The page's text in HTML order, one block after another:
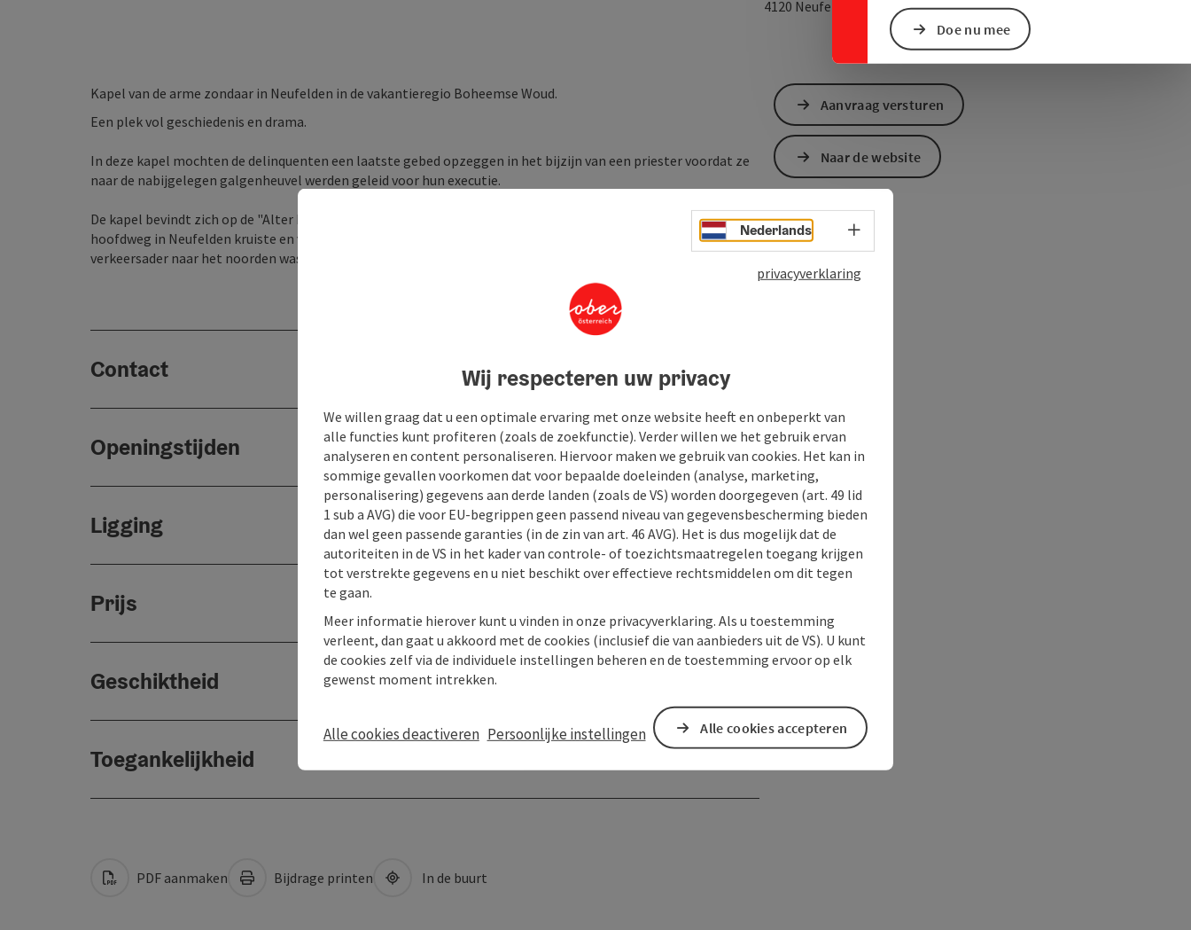
Doe nu mee
4120 Neufelden
Kapel van de arme zondaar in Neufelden in de vakantieregio Boheemse Woud.
Een plek vol geschiedenis en drama.
In deze kapel mochten de delinquenten een laatste gebed opzeggen in het bijzijn van een priester voordat ze
naar de nabijgelegen galgenheuvel werden geleid voor hun executie.
De kapel bevindt zich op de "Alter Berg" - een deel van de "Via Regia", die, komende vanaf de Donau, de huidige
hoofdweg in Neufelden kruiste en vervolgens langs het huidige stuwmeer (Langhalsen) liep, een belangrijke
verkeersader naar het noorden was.
Contact
Openingstijden
Ligging
Prijs
Geschiktheid
Toegankelijkheid
Aanvraag versturen
Naar de website
PDF aanmaken Bijdrage printen In de buurt
Nederlands Taalkeuze - menu openen
privacyverklaring
Wij respecteren uw privacy
We willen graag dat u een optimale ervaring met onze website heeft en onbeperkt van
alle functies kunt profiteren (zoals de zoekfunctie). Verder willen we het gebruik ervan
analyseren en content personaliseren. Hiervoor maken we gebruik van cookies. Het kan in
sommige gevallen voorkomen dat voor bepaalde doeleinden (analyse, marketing,
personalisering) gegevens aan derde landen (zoals de VS) worden doorgegeven (art. 49 lid
1 sub a AVG) die voor EU-begrippen geen passend niveau van gegevensbescherming bieden
dan wel geen passende garanties (in de zin van art. 46 AVG). Het is dus mogelijk dat de
autoriteiten in de VS in het kader van controle- of toezichtsmaatregelen toegang krijgen
tot verstrekte gegevens en u niet beschikt over effectieve rechtsmiddelen om dit tegen
te gaan.
Meer informatie hierover kunt u vinden in onze privacyverklaring. Als u toestemming
verleent, dan gaat u akkoord met de cookies (inclusief die van aanbieders uit de VS). U kunt
de cookies zelf via de individuele instellingen beheren en de toestemming ervoor op elk
gewenst moment intrekken.
Alle cookies deactiveren Persoonlijke instellingen Alle cookies accepteren